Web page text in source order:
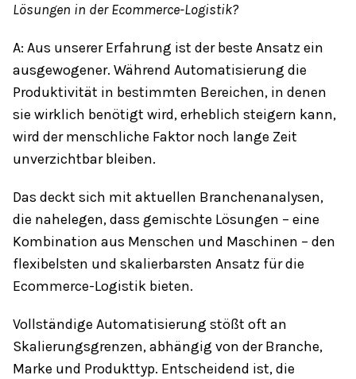
Lösungen in der Ecommerce-Logistik?
A: Aus unserer Erfahrung ist der beste Ansatz ein
ausgewogener. Während Automatisierung die
Produktivität in bestimmten Bereichen, in denen
sie wirklich benötigt wird, erheblich steigern kann,
wird der menschliche Faktor noch lange Zeit
unverzichtbar bleiben.
Das deckt sich mit aktuellen Branchenanalysen,
die nahelegen, dass gemischte Lösungen – eine
Kombination aus Menschen und Maschinen – den
flexibelsten und skalierbarsten Ansatz für die
Ecommerce-Logistik bieten.
Vollständige Automatisierung stößt oft an
Skalierungsgrenzen, abhängig von der Branche,
Marke und Produkttyp. Entscheidend ist, die